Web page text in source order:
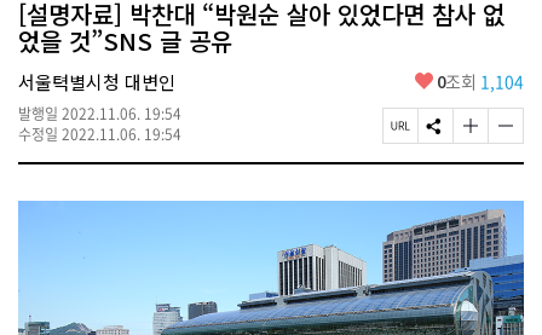
-
서
울
시
대
표
소
통
포
[설명자료] 박찬대 “박원순 살아 있었다면 참사 없
었을 것”SNS 글 공유
서울텩별시청 대변인
발행일 2022.11.06. 19:54
수정일 2022.11.06. 19:54
좋
요
0조회 1,104
페
이
U
L
복
사
S
N
공
유
하
기
글
자
기
크
게
변
경
하
기
글
자
기
작
게
변
경
하
기